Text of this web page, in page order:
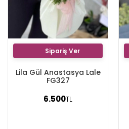
Sipariş Ver
Lila Gül Anastasya Lale
FG327
6.500TL